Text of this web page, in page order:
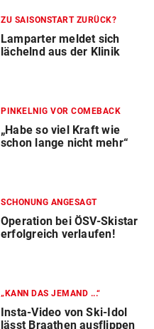
ZU SAISONSTART ZURÜCK?
Lamparter meldet sich
lächelnd aus der Klinik
PINKELNIG VOR COMEBACK
„Habe so viel Kraft wie
schon lange nicht mehr“
SCHONUNG ANGESAGT
Operation bei ÖSV-Skistar
erfolgreich verlaufen!
„KANN DAS JEMAND ...“
Insta-Video von Ski-Idol
lässt Braathen ausflippen